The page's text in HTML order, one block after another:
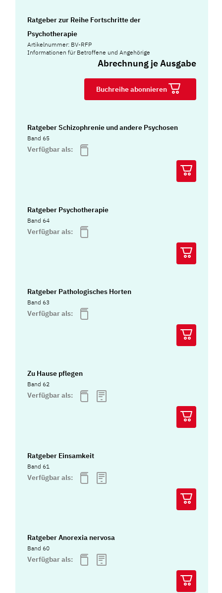
Ratgeber zur Reihe Fortschritte der
Psychotherapie
Artikelnummer: BV-RFP
Informationen für Betroffene und Angehörige
Abrechnung je Ausgabe
Buchreihe abonnieren
Ratgeber Schizophrenie und andere Psychosen
Band 65
Verfügbar als:
Ratgeber Psychotherapie
Band 64
Verfügbar als:
Ratgeber Pathologisches Horten
Band 63
Verfügbar als:
Zu Hause pflegen
Band 62
Verfügbar als:
Ratgeber Einsamkeit
Band 61
Verfügbar als:
Ratgeber Anorexia nervosa
Band 60
Verfügbar als: